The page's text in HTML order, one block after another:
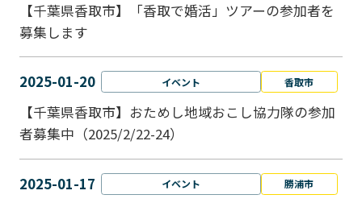
【千葉県香取市】「香取で婚活」ツアーの参加者を
募集します
2025-01-20 イベント 香取市
【千葉県香取市】おためし地域おこし協力隊の参加
者募集中（2025/2/22-24）
2025-01-17 イベント 勝浦市